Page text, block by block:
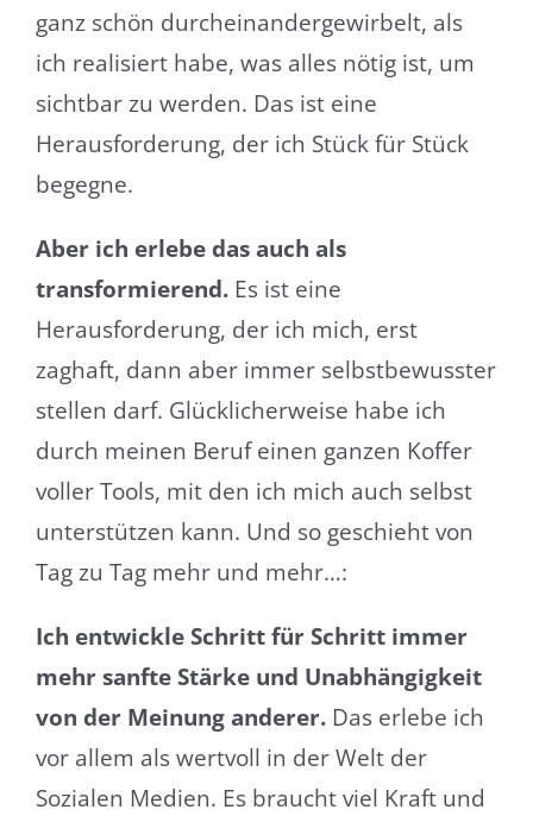
ganz schön durcheinandergewirbelt, als
ich realisiert habe, was alles nötig ist, um
sichtbar zu werden. Das ist eine
Herausforderung, der ich Stück für Stück
begegne.
Aber ich erlebe das auch als
transformierend.Es ist eine
Herausforderung, der ich mich, erst
zaghaft, dann aber immer selbstbewusster
stellen darf. Glücklicherweise habe ich
durch meinen Beruf einen ganzen Koffer
voller Tools, mit den ich mich auch selbst
unterstützen kann. Und so geschieht von
Tag zu Tag mehr und mehr…:
Ich entwickle Schritt für Schritt immer
mehr sanfte Stärke und Unabhängigkeit
von der Meinung anderer.Das erlebe ich
vor allem als wertvoll in der Welt der
Sozialen Medien. Es braucht viel Kraft und